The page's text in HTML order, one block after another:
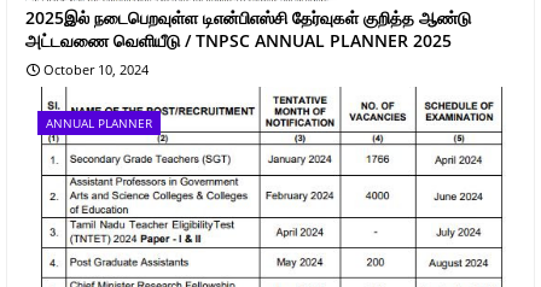
2025இல் நடைபெறவுள்ள டிஎன்பிஎஸ்சி தேர்வுகள் குறித்த ஆண்டு
அட்டவணை வெளியீடு / TNPSC ANNUAL PLANNER 2025
October 10, 2024
ANNUAL PLANNER